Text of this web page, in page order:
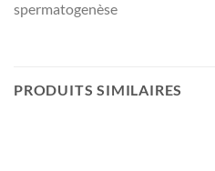
spermatogenèse
PRODUITS SIMILAIRES